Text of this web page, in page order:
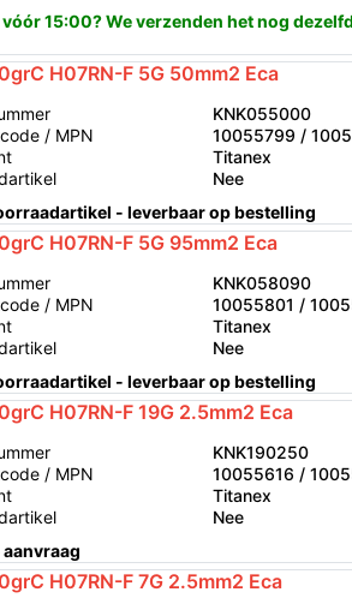
15:00? We verzenden het nog
H07RN-F 5G 50mm2 Eca
KNK055000
/ MPN
10055799 /
Titanex
Nee
- leverbaar op bestelling
H07RN-F 5G 95mm2 Eca
KNK058090
/ MPN
10055801 /
Titanex
Nee
- leverbaar op bestelling
H07RN-F 19G 2.5mm2 Eca
KNK190250
/ MPN
10055616 /
Titanex
Nee
H07RN-F 7G 2.5mm2 Eca